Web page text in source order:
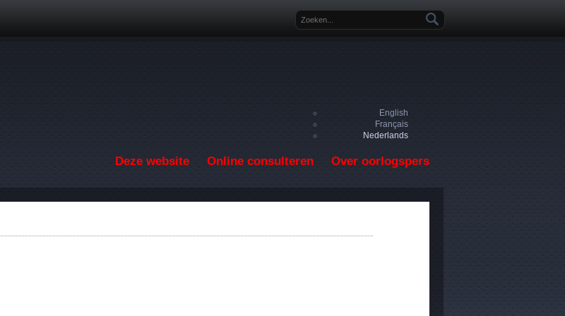
Zoekveld
English
Français
Nederlands
Deze website Online consulteren Over oorlogspers